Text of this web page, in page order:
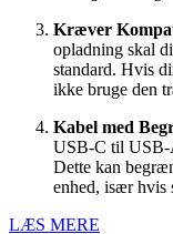
Kræver
opladning skal
standard. Hvis
ikke bruge den
Kabel med
USB-C til USB-
Dette kan
enhed, især hvis
LÆS MERE